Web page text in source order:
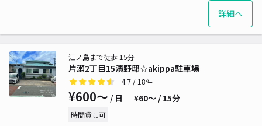
詳細へ
片瀬2丁目15濱野邸☆akippa駐車場
江ノ島まで徒歩 15分
4.7 / 18件
¥600〜 / 日 ¥60〜 / 15分
時間貸し可